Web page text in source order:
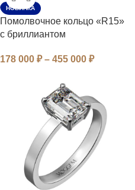
НОВИНКА
Помолвочное кольцо «R15»
с бриллиантом
178 000 ₽ – 455 000 ₽